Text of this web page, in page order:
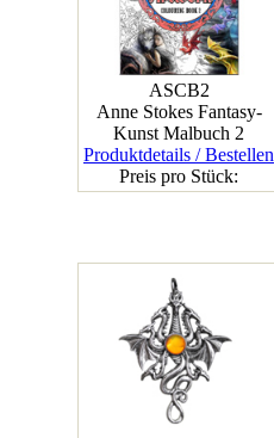
ASCB2
Anne Stokes Fantasy-
Kunst Malbuch 2
Produktdetails / Bestellen
Preis pro Stück: